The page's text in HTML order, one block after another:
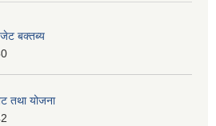
बक्तब्य
तथा योजना